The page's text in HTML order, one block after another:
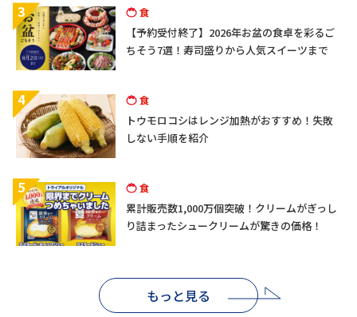
3 食
【予約受付終了】2026年お盆の食卓を彩るご
ちそう7選！寿司盛りから人気スイーツまで
4 食
トウモロコシはレンジ加熱がおすすめ！失敗
しない手順を紹介
5 食
累計販売数1,000万個突破！クリームがぎっし
り詰まったシュークリームが驚きの価格！
もっと見る